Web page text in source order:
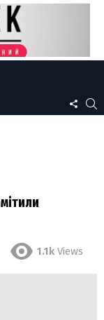
US
1.1k Views